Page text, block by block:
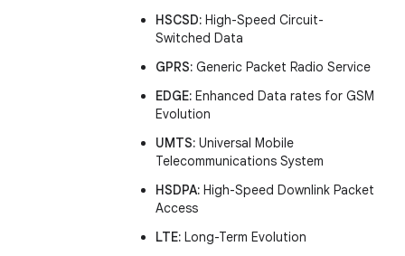
HSCSD: High-Speed Circuit-
Switched Data
GPRS: Generic Packet Radio Service
EDGE: Enhanced Data rates for GSM
Evolution
UMTS: Universal Mobile
Telecommunications System
HSDPA: High-Speed Downlink Packet
Access
LTE: Long-Term Evolution